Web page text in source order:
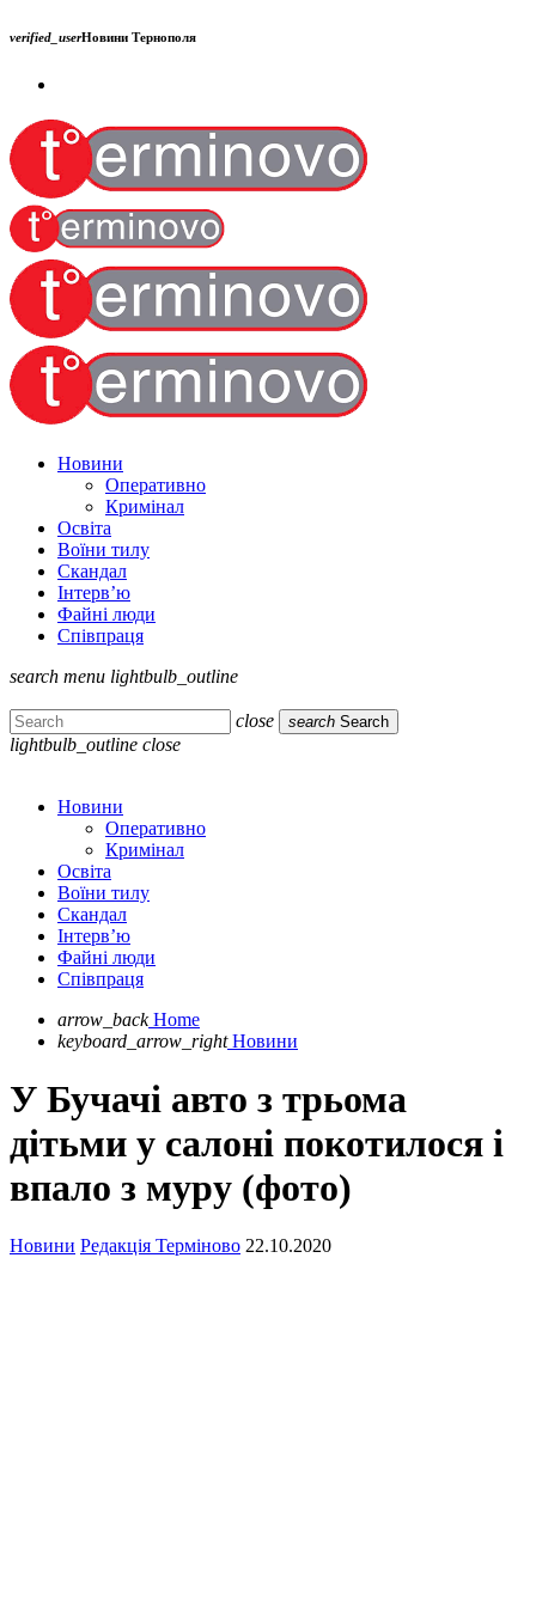
verified_userНовини Тернополя
Новини
Оперативно
Кримінал
Освіта
Воїни тилу
Скандал
Інтерв’ю
Файні люди
Співпраця
search menu lightbulb_outline
close search Search
lightbulb_outline close
Новини
Оперативно
Кримінал
Освіта
Воїни тилу
Скандал
Інтерв’ю
Файні люди
Співпраця
arrow_back Home
keyboard_arrow_right Новини
У Бучачі авто з трьома
дітьми у салоні покотилося і
впало з муру (фото)
Новини Редакція Терміново 22.10.2020